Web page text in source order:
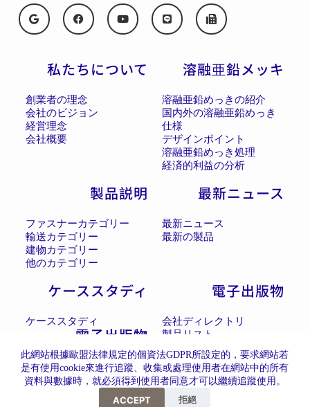
此網站根據歐盟法律規定的個資法GDPR所設定的，要求網站若
是有使用cookie來進行追蹤、收集或處理使用者在網站中的所有
資料與數據時，就必須得到使用者同意才可以繼續追蹤使用。
ACCEPT 拒絕
私たちについて
創業者の理念
会社のビジョン
経営理念
会社概要
溶融亜鉛メッキ
溶融亜鉛めっきの紹介
国内外の溶融亜鉛めっき
仕様
デザインポイント
溶融亜鉛めっき処理
経済的利益の分析
製品説明
ファスナーカテゴリー
輸送カテゴリー
建物カテゴリー
他のカテゴリー
最新ニュース
最新ニュース
最新の製品
ケーススタディ
ケーススタディ
電子出版物
電子出版物
会社ディレクトリ
製品リスト
採用全球最先進SSL 256bit 傳輸加密機制
嗨，如果有問題都歡迎與我們聯繫